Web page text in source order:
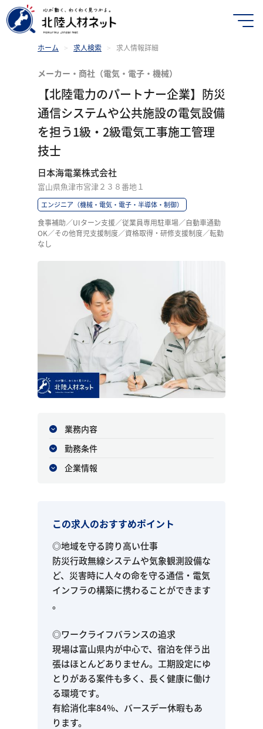
ホーム > 求人検索 > 求人情報詳細
メーカー・商社（電気・電子・機械）
【北陸電力のパートナー企業】防災
通信システムや公共施設の電気設備
を担う1級・2級電気工事施工管理
技士
日本海電業株式会社
富山県魚津市宮津２３８番地１
エンジニア（機械・電気・電子・半導体・制御）
食事補助／UIターン支援／従業員専用駐車場／自動車通勤
OK／その他育児支援制度／資格取得・研修支援制度／転勤
なし
業務内容
勤務条件
企業情報
この求人のおすすめポイント
◎地域を守る誇り高い仕事
防災行政無線システムや気象観測設備な
ど、災害時に人々の命を守る通信・電気
インフラの構築に携わることができます
。
◎ワークライフバランスの追求
現場は富山県内が中心で、宿泊を伴う出
張はほとんどありません。工期設定にゆ
とりがある案件も多く、長く健康に働け
る環境です。
有給消化率84%、バースデー休暇もあ
ります。